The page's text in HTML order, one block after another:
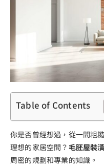
Table of Contents
你是否曾經想過，從一間粗
理想的家居空間？ 毛胚屋裝潢
周密的規劃和專業的知識。